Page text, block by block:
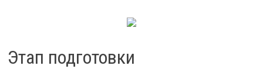
Этап подготовки